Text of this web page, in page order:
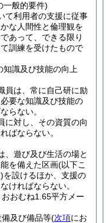
一般的要件)
て利用者の支援に従事
な人間性と倫理観を
あって、できる限り
訓練を受けたもので
識及び技能の向上
員は、常に自己研に励
要な知識及び技能の
らない。
に対し、その資質の向
ばならない。
、遊び及び生活の場と
を備えた区画(以下こ
を設けるほか、支援の
ければならない。
おむね1.65平方メー
及び備品等(次項にお